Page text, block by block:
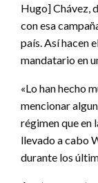
Hugo] Chávez,
con esa
país. Así hacen
mandatario en
«Lo han hecho
mencionar
régimen que en
llevado a cabo
durante los